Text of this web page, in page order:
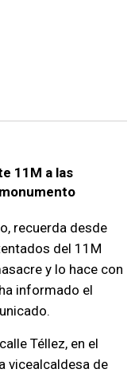
11M a las
recuerda desde
del 11M
y lo hace con
informado el
Téllez, en el
vicealcaldesa de